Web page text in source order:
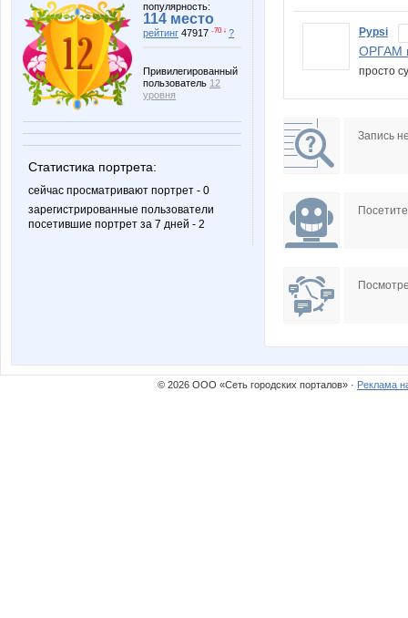
популярность:
114 место
рейтинг 47917 -70 ↓ ?
Привилегированный
пользователь 12
уровня
Статистика портрета:
сейчас просматривают портрет - 0
зарегистрированные пользователи
посетившие портрет за 7 дней - 2
Pypsi
ОРГАМ
просто
Запись
© 2026 ООО «Сеть городских порталов» · Реклама